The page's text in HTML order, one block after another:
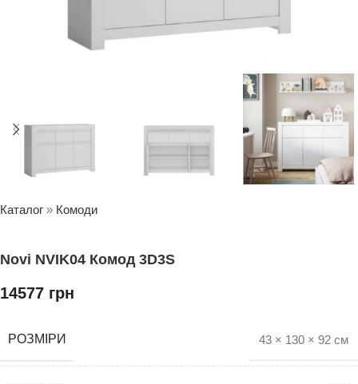
Каталог » Комоди
Novi NVIK04 Комод 3D3S
14577 грн
РОЗМІРИ 43 × 130 × 92 см